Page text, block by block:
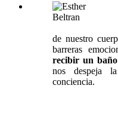
de nuestro
barreras
recibir un
nos despeja
conciencia.